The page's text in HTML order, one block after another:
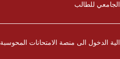
الجامعي للطالب
الية الدخول الى منصة الامتحانات المحوسبة